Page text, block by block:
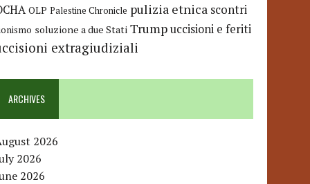
OLP Palestine Chronicle pulizia etnica scontri
soluzione a due Stati Trumpuccisioni e feriti
extragiudiziali
ARCHIVES
2026
2026
2026